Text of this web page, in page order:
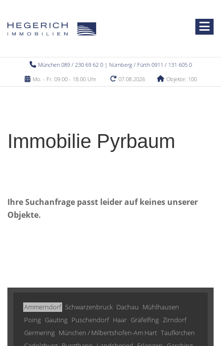
München 089 / 230 69 62 0 | Nürnberg / Fürth 0911 / 131 605 0
Mo. - Fr. 09.00 - 18.00 Uhr
07.08.2026 Objekte: 100
Immobilie Pyrbaum
Ihre Suchanfrage passt leider auf keines unserer
Objekte.
Ammerndorf Schwarzenbruck Dachau Mühlhausen
Poing Gauting Puschendorf Haar Gräfelfing Zirndorf
Germering München / Milbertshofen-Am Hart Taufkirchen